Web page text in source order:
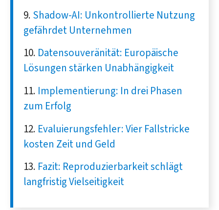
Shadow-AI: Unkontrollierte Nutzung
gefährdet Unternehmen
Datensouveränität: Europäische
Lösungen stärken Unabhängigkeit
Implementierung: In drei Phasen
zum Erfolg
Evaluierungsfehler: Vier Fallstricke
kosten Zeit und Geld
Fazit: Reproduzierbarkeit schlägt
langfristig Vielseitigkeit